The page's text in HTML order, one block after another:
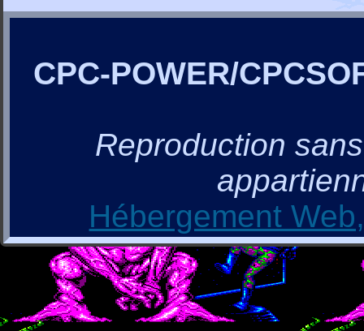
CPC-POWER/
Reproduction
Hébergement